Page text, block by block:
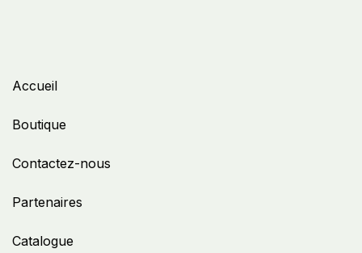
Accueil
Boutique
Contactez-nous
Partenaires
Catalogue